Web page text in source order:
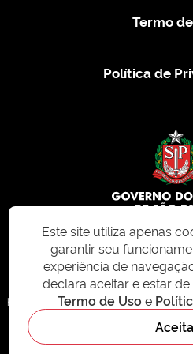
Termo
Política de
© 2026 CMS.SP.GOV.BR.
Este site e todo o seu conteúdo,
protegidos por direitos autorais e não
modificados sem permissão
solicitações de uso, acesse nosso
Este site utiliza apenas
garantir seu
experiência de
declara aceitar e estar
Termo de Uso e